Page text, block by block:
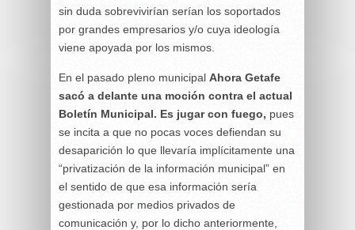
sin duda sobrevivirían serían los soportados
por grandes empresarios y/o cuya ideología
viene apoyada por los mismos.
En el pasado pleno municipal Ahora Getafe
sacó a delante una moción contra el actual
Boletín Municipal. Es jugar con fuego, pues
se incita a que no pocas voces defiendan su
desaparición lo que llevaría implícitamente una
“privatización de la información municipal” en
el sentido de que esa información sería
gestionada por medios privados de
comunicación y, por lo dicho anteriormente,